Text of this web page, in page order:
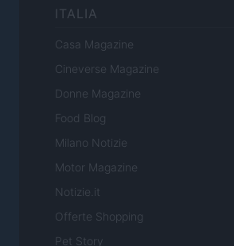
ITALIA
Casa Magazine
Cineverse Magazine
Donne Magazine
Food Blog
Milano Notizie
Motor Magazine
Notizie.it
Offerte Shopping
Pet Story